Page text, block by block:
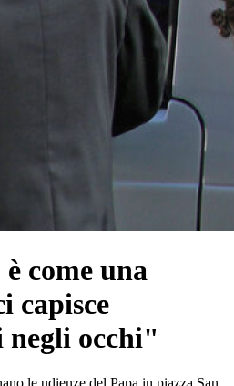
come una
capisce
negli occhi"
le udienze del Papa in piazza San